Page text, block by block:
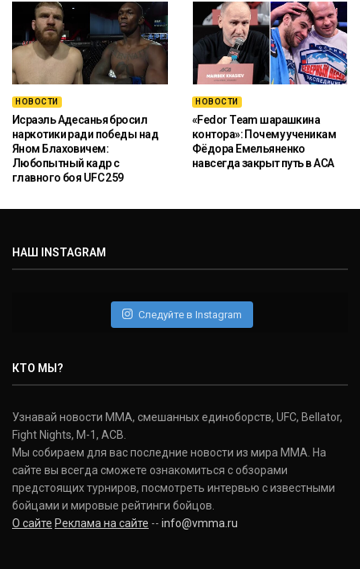
НОВОСТИ
Исраэль Адесанья бросил
наркотики ради победы над
Яном Блаховичем:
Любопытный кадр с
главного боя UFC 259
НОВОСТИ
«Fedor Team шарашкина
контора»: Почему ученикам
Фёдора Емельяненко
навсегда закрыт путь в ACA
НАШ INSTAGRAM
Следуйте в Instagram
КТО МЫ?
Узнавай новости ММА, смешанных единоборств, UFC, Bellator,
Fight Nights, M-1, ACB.
Мы собираем для вас последние новости из мира ММА. На
сайте вы всегда сможете ознакомиться с обзорами
предстоящих турниров, посмотреть интервью с известными
бойцами и мировые рейтинги бойцов.
О сайте Реклама на сайте -- info@vmma.ru